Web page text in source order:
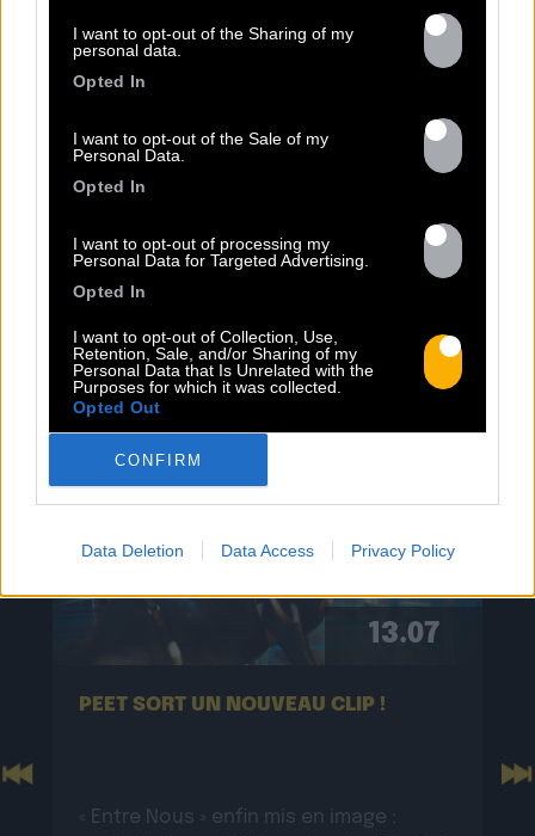
I want to opt-out of the Sharing of my
personal data.
Opted In
I want to opt-out of the Sale of my
Personal Data.
Opted In
I want to opt-out of processing my
Personal Data for Targeted Advertising.
Opted In
I want to opt-out of Collection, Use,
Retention, Sale, and/or Sharing of my
Personal Data that Is Unrelated with the
Purposes for which it was collected.
Opted Out
CONFIRM
Data Deletion Data Access Privacy Policy
TOUTES LES
ACTUS
13.07
PEET SORT UN NOUVEAU CLIP !
« Entre Nous » enfin mis en image :
Previous